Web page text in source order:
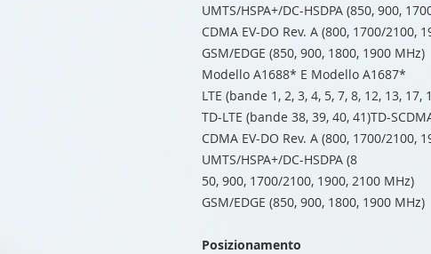
UMTS/HSPA+/DC-HSDPA (850, 900,
CDMA EV-DO Rev. A (800, 1700/2100,
GSM/EDGE (850, 900, 1800, 1900 MHz)
Modello A1688* E Modello A1687*
LTE (bande 1, 2, 3, 4, 5, 7, 8, 12, 13, 17,
TD-LTE (bande 38, 39, 40, 41)TD-
CDMA EV-DO Rev. A (800, 1700/2100,
UMTS/HSPA+/DC-HSDPA (8
50, 900, 1700/2100, 1900, 2100 MHz)
GSM/EDGE (850, 900, 1800, 1900 MHz)
Posizionamento